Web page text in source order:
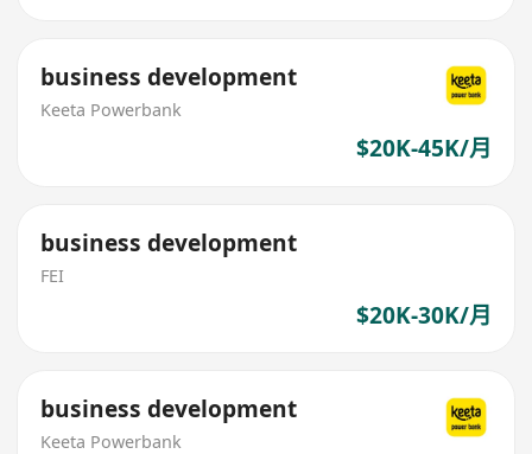
business development
Keeta Powerbank
$20K-45K/月
business development
FEI
$20K-30K/月
business development
Keeta Powerbank